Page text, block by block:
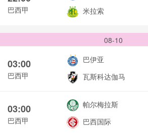
巴西甲
米拉索
08-10
03:00
巴西甲
巴伊亚
瓦斯科达伽马
03:00
巴西甲
帕尔梅拉斯
巴西国际